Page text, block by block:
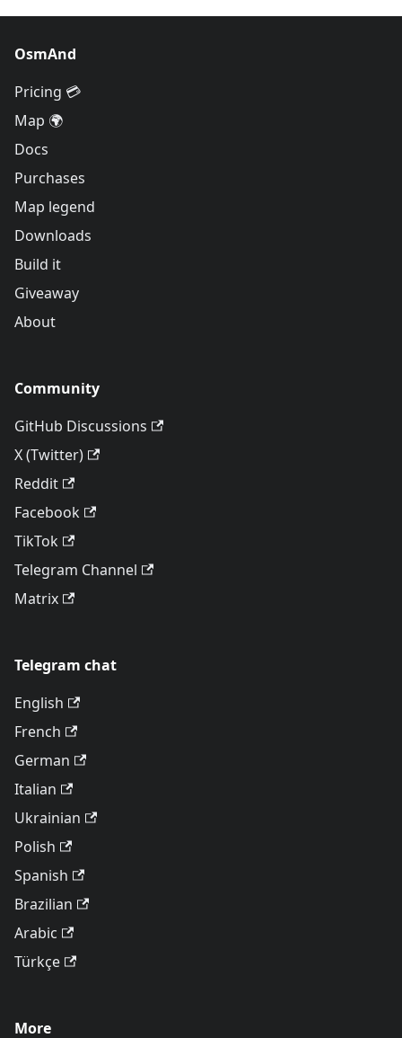
OsmAnd
Pricing 💳
Map 🌍
Docs
Purchases
Map legend
Downloads
Build it
Giveaway
About
Community
GitHub Discussions
X (Twitter)
Reddit
Facebook
TikTok
Telegram Channel
Matrix
Telegram chat
English
French
German
Italian
Ukrainian
Polish
Spanish
Brazilian
Arabic
Türkçe
More